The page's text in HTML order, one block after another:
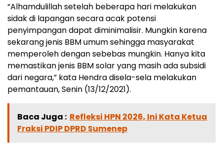
“Alhamdulillah setelah beberapa hari melakukan
sidak di lapangan secara acak potensi
penyimpangan dapat diminimalisir. Mungkin karena
sekarang jenis BBM umum sehingga masyarakat
memperoleh dengan sebebas mungkin. Hanya kita
memastikan jenis BBM solar yang masih ada subsidi
dari negara,” kata Hendra disela-sela melakukan
pemantauan, Senin (13/12/2021).
Baca Juga : Refleksi HPN 2026, Ini Kata Ketua
Fraksi PDIP DPRD Sumenep